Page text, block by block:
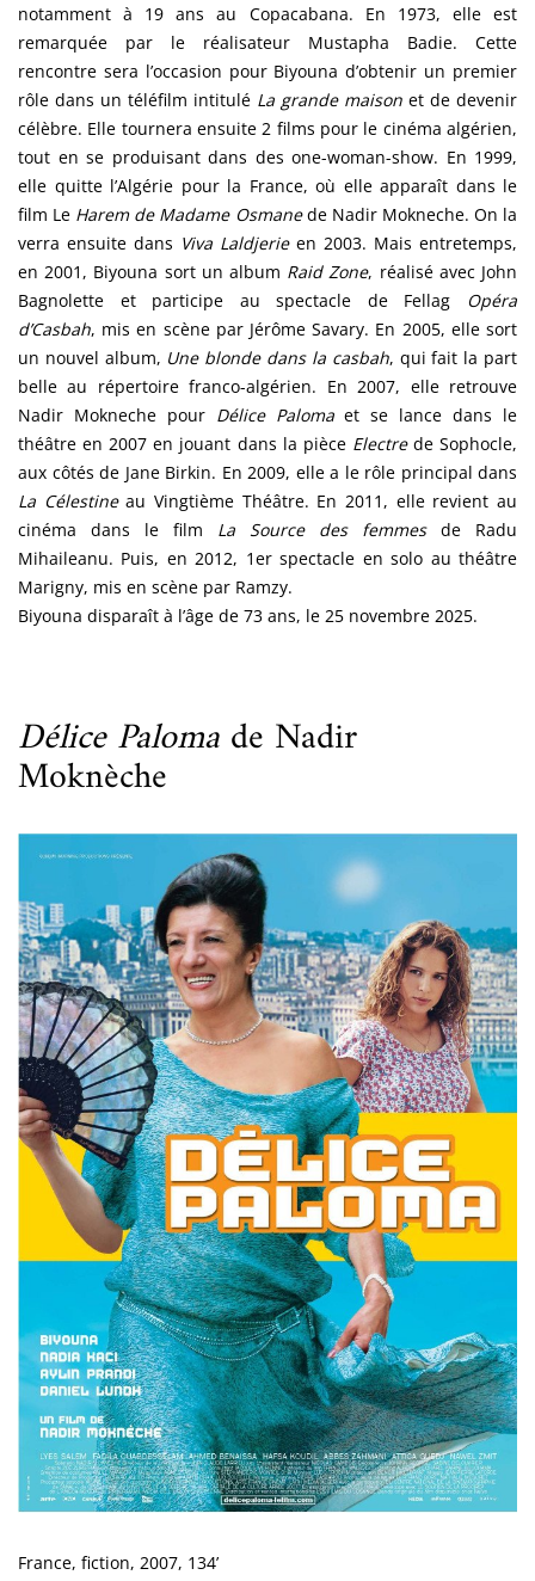
notamment à 19 ans au Copacabana. En 1973, elle est
remarquée par le réalisateur Mustapha Badie. Cette
rencontre sera l’occasion pour Biyouna d’obtenir un premier
rôle dans un téléfilm intitulé La grande maison et de devenir
célèbre. Elle tournera ensuite 2 films pour le cinéma algérien,
tout en se produisant dans des one-woman-show. En 1999,
elle quitte l’Algérie pour la France, où elle apparaît dans le
film Le Harem de Madame Osmanede Nadir Mokneche. On la
verra ensuite dans Viva Laldjerieen 2003. Mais entretemps,
en 2001, Biyouna sort un album Raid Zone, réalisé avec John
Bagnolette et participe au spectacle de Fellag Opéra
d’Casbah, mis en scène par Jérôme Savary. En 2005, elle sort
un nouvel album, Une blonde dans la casbah, qui fait la part
belle au répertoire franco-algérien. En 2007, elle retrouve
Nadir Mokneche pour Délice Palomaet se lance dans le
théâtre en 2007 en jouant dans la pièce Electre de Sophocle,
aux côtés de Jane Birkin. En 2009, elle a le rôle principal dans
La Célestineau Vingtième Théâtre. En 2011, elle revient au
cinéma dans le film La Source des femmesde Radu
Mihaileanu. Puis, en 2012, 1er spectacle en solo au théâtre
Marigny, mis en scène par Ramzy.
Biyouna disparaît à l’âge de 73 ans, le 25 novembre 2025.
Délice Palomade Nadir
Moknèche
France, fiction, 2007, 134’